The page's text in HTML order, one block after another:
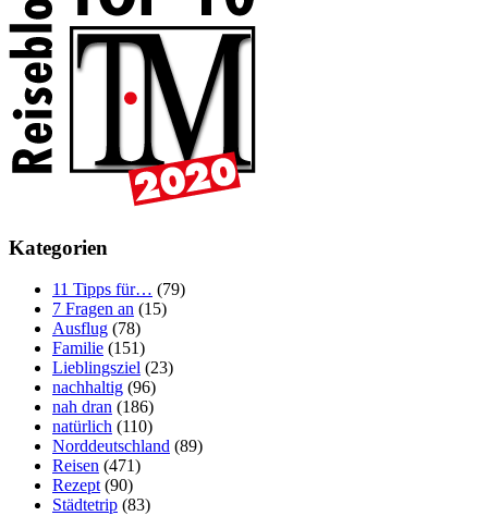
Kategorien
11 Tipps für… (79)
7 Fragen an (15)
Ausflug (78)
Familie (151)
Lieblingsziel (23)
nachhaltig (96)
nah dran (186)
natürlich (110)
Norddeutschland (89)
Reisen (471)
Rezept (90)
Städtetrip (83)